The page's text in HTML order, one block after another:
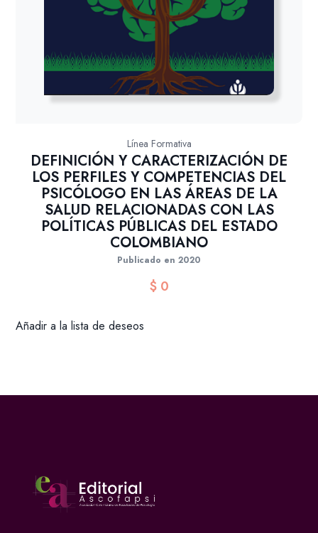
Línea Formativa
DEFINICIÓN Y CARACTERIZACIÓN DE
LOS PERFILES Y COMPETENCIAS DEL
PSICÓLOGO EN LAS ÁREAS DE LA
SALUD RELACIONADAS CON LAS
POLÍTICAS PÚBLICAS DEL ESTADO
COLOMBIANO
Publicado en 2020
$0
Añadir a la lista de deseos